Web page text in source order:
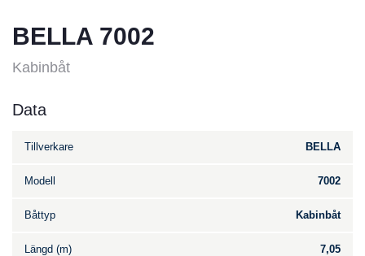
BELLA 7002
Kabinbåt
Data
Tillverkare BELLA
Modell 7002
Båttyp Kabinbåt
Längd (m) 7,05